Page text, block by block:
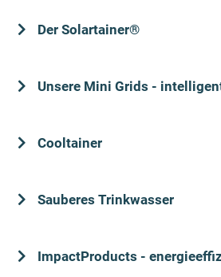
Der Solartainer®
Unsere Mini Grids -
Cooltainer
Sauberes Trinkwasser
ImpactProducts -